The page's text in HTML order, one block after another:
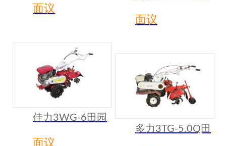
理机——割草+旋
面议
理机
面议
佳力3WG-6田园
面议
多力3TG-5.0Q田